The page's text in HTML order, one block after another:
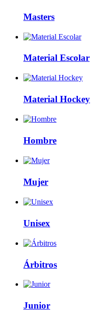
Masters
Material Escolar
Material Hockey
Hombre
Mujer
Unisex
Árbitros
Junior